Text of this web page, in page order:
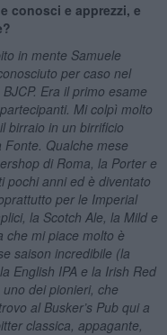
conosci e apprezzi, e
in mente Samuele
per caso nel
Era il primo esame
Mi colpì molto
birraio in un birrificio
Qualche mese
di Roma, la Porter e
pochi anni ed è diventato
per le Imperial
la Scotch Ale, la Mild e
che mi piace molto è
saison incredibile (la
English IPA e la Irish Red
uno dei pionieri, che
al Busker’s Pub qui a
classica, appagante,